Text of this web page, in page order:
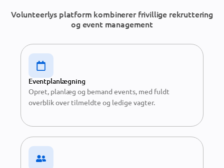
Volunteerlys platform kombinerer frivillige rekruttering
og event management
Eventplanlægning
Opret, planlæg og bemand events, med fuldt
overblik over tilmeldte og ledige vagter.